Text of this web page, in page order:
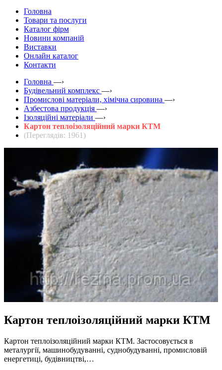
Головна
Товари та послуги
Каталог фірм
Новини компаній
Виставки
Онлайн каталог
Контакти
Головна —›
Будівельний комплекс —›
Промислові матеріали, хімічна сировина —›
Азбестова продукція —›
Ізоляційні матеріали —›
Картон теплоізоляційний марки КТМ
(Переглядів: 1961)
Картон теплоізоляційний марки КТМ
Картон теплоізоляційний марки КТМ. Застосовується в
металургії, машинобудуванні, суднобудуванні, промисловій
енергетиці, будівництві,…